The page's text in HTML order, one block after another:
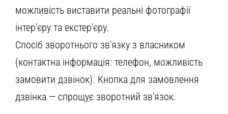
можливість виставити реальні фотографії
інтер’єру та екстер’єру.
Спосіб зворотнього зв'язку з власником
(контактна інформація: телефон, можливість
замовити дзвінок). Кнопка для замовлення
дзвінка — спрощує зворотний зв’язок.